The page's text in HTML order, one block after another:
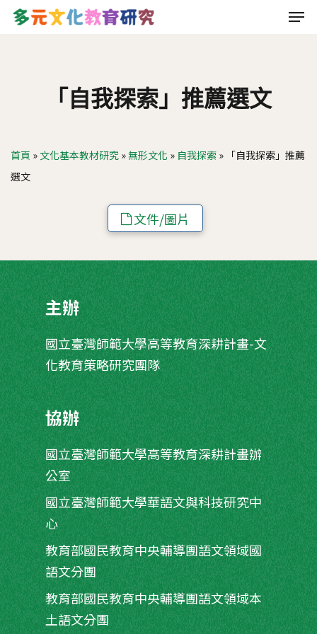
Skip
「自我探索」推薦選文
首頁 » 文化基本教材研究 »無形文化 » 自我探索 » 「自我探索」推薦
選文
文件/圖片
主辦
國立臺灣師範大學高等教育深耕計畫-文
化教育策略研究團隊
協辦
國立臺灣師範大學高等教育深耕計畫辦
公室
國立臺灣師範大學華語文與科技研究中
心
教育部國民教育中央輔導團語文領域國
語文分團
教育部國民教育中央輔導團語文領域本
土語文分團